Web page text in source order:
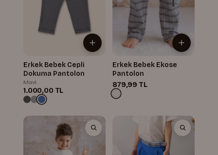
Erkek Bebek Cepli
Dokuma Pantolon
Mavi
1.000,00 TL
Erkek Bebek Ekose
Pantolon
879,99 TL